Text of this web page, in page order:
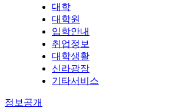
대학
대학원
입학안내
취업정보
대학생활
신라광장
기타서비스
정보공개